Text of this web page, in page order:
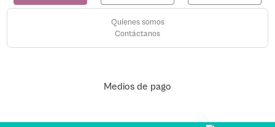
Quíenes somos
Contáctanos
Medios de pago